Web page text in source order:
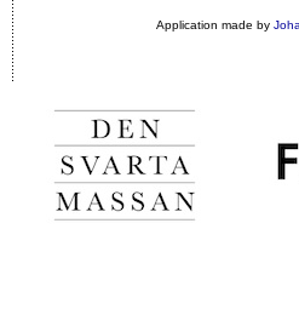
Application made by